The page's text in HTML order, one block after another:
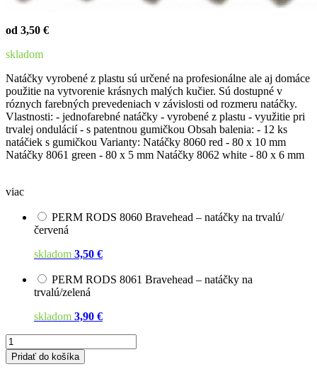
od 3,50 €
skladom
Natáčky vyrobené z plastu sú určené na profesionálne ale aj domáce
použitie na vytvorenie krásnych malých kučier. Sú dostupné v
róznych farebných prevedeniach v závislosti od rozmeru natáčky.
Vlastnosti: - jednofarebné natáčky - vyrobené z plastu - využitie pri
trvalej ondulácií - s patentnou gumičkou Obsah balenia: - 12 ks
natáčiek s gumičkou Varianty: Natáčky 8060 red - 80 x 10 mm
Natáčky 8061 green - 80 x 5 mm Natáčky 8062 white - 80 x 6 mm
viac
PERM RODS 8060 Bravehead – natáčky na trvalú/
červená
skladom 3,50 €
PERM RODS 8061 Bravehead – natáčky na
trvalú/zelená
skladom 3,90 €
Pridať do košíka